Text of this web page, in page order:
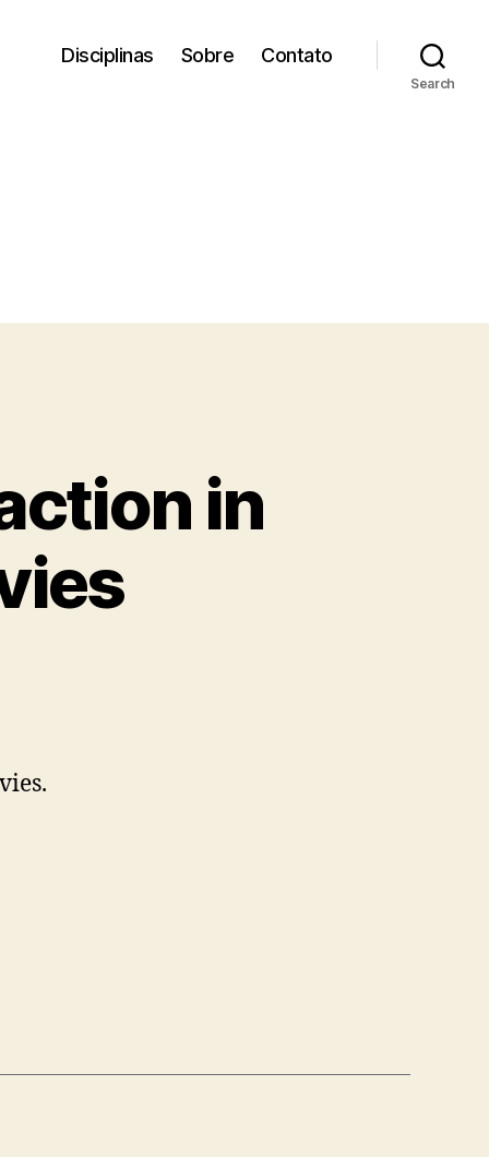
Disciplinas Sobre Contato
Search
in